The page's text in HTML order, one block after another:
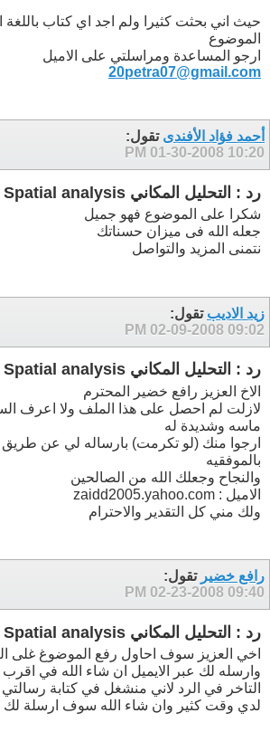
حيث اني بحثت كثيرا ولم اجد اي كتاب باللغة
الموضوع
ارجو المساعدة ومراسلتي على الاميل
20petra07@gmail.com
أحمد فؤاد الأفندى تقول:
01-30-2008 10:20 PM
رد : التحليل المكاني Spatial analysis
شكرا على الموضوع فهو جميل
جعله الله فى ميزان حسناتك
نتمنى المزيد والتواصل
زيد الاديب تقول:
02-09-2008 09:02 PM
رد : التحليل المكاني Spatial analysis
الاخ العزيز رافع خضير المحترم
لازلت لم احصل على هذا الملف ولا اعرف
ماسه وشديدة له
ارجوا منك (لو تكرمت) بارساله لي عن طريق
بالموفقيه
والنجاح وجعلك الله من الصالحين
الاميل : zaidd2005.yahoo.com
ولك مني كل التقدير والاحترام
رافع خضير تقول:
02-23-2008 09:40 PM
رد : التحليل المكاني Spatial analysis
اخي العزيز سوف احاول رفع الموضوغ غلى
وارسله لك عبر الايميل ان شاء الله في
التاخر في الرد لاني منشغل في كتابة
لدي وقت كثير وان شاء الله سوف ارسلة